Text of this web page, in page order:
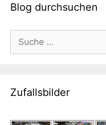
Blog durchsuchen
nach:
Zufallsbilder